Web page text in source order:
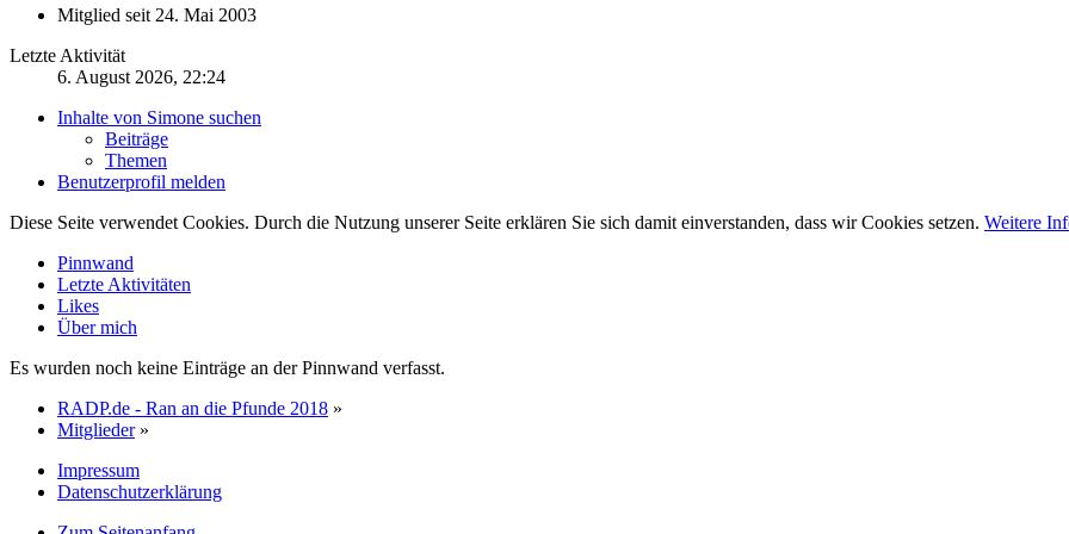
Mitglied seit 24. Mai 2003
Letzte Aktivität
6. August 2026, 22:24
Inhalte von Simone suchen
Beiträge
Themen
Benutzerprofil melden
Diese Seite verwendet Cookies. Durch die Nutzung unserer Seite erklären Sie sich damit einverstanden, dass wir Cookies setzen. Weitere
Pinnwand
Letzte Aktivitäten
Likes
Über mich
Es wurden noch keine Einträge an der Pinnwand verfasst.
RADP.de - Ran an die Pfunde 2018 »
Mitglieder »
Impressum
Datenschutzerklärung